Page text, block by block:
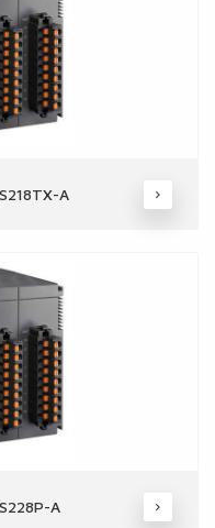
A
A